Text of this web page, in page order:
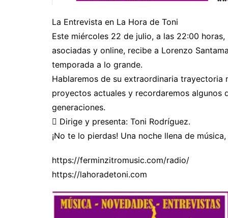
La Entrevista en La Hora de Toni
Este miércoles 22 de julio, a las 22:00
asociadas y online, recibe a Lorenzo
temporada a lo grande.
Hablaremos de su extraordinaria trayectoria
proyectos actuales y recordaremos algunos
generaciones.
 Dirige y presenta: Toni Rodríguez.
¡No te lo pierdas! Una noche llena de
https://ferminzitromusic.com/radio/
https://lahoradetoni.com